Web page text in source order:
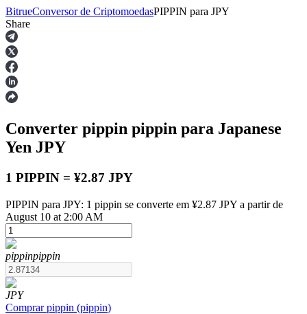
Futuros
Futuros de USDT
BitrueConversor de CriptomoedasPIPPIN para JPY
Share
Converter pippin pippin para Japanese
Yen JPY
1 PIPPIN = ¥2.87 JPY
PIPPIN para JPY: 1 pippin se converte em ¥2.87 JPY a partir de
August 10 at 2:00 AM
pippinpippin
JPY
Comprar pippin (pippin)